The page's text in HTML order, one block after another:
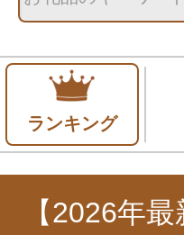
ランキング
【2026年